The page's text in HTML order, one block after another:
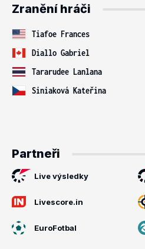
Zranění hráči
Tiafoe Frances
Diallo Gabriel
Tararudee Lanlana
Siniaková Kateřina
Partneři
Live výsledky
Livescore.in
EuroFotbal